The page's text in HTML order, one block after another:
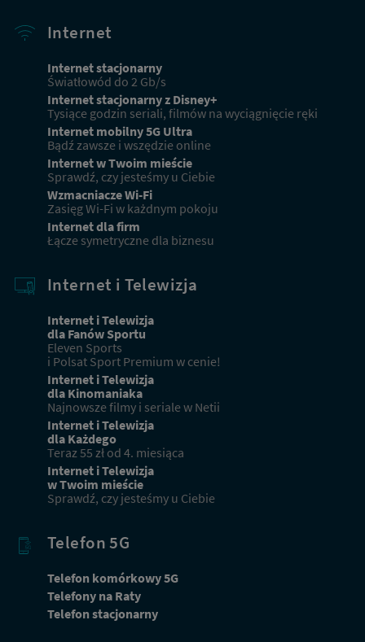
Internet
Internet stacjonarny
Światłowód do 2 Gb/s
Internet stacjonarny z Disney+
Tysiące godzin seriali, filmów na wyciągnięcie ręki
Internet mobilny 5G Ultra
Bądź zawsze i wszędzie online
Internet w Twoim mieście
Sprawdź, czy jesteśmy u Ciebie
Wzmacniacze Wi-Fi
Zasięg Wi-Fi w każdnym pokoju
Internet dla firm
Łącze symetryczne dla biznesu
Internet i Telewizja
Internet i Telewizja
dla Fanów Sportu
Eleven Sports
i Polsat Sport Premium w cenie!
Internet i Telewizja
dla Kinomaniaka
Najnowsze filmy i seriale w Netii
Internet i Telewizja
dla Każdego
Teraz 55 zł od 4. miesiąca
Internet i Telewizja
w Twoim mieście
Sprawdź, czy jesteśmy u Ciebie
Telefon 5G
Telefon komórkowy 5G
Telefony na Raty
Telefon stacjonarny